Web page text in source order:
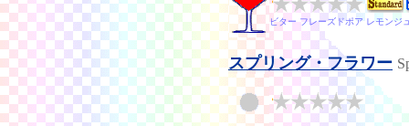
ビター フレーズドポア レモンジ
スプリング・フラワー